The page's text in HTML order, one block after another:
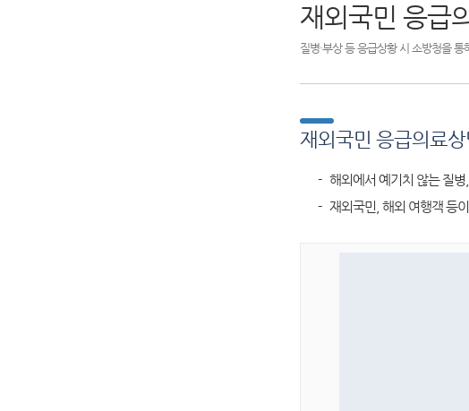
재외국민 응급
질병·부상 등 응급상황 시 소방청을
재외국민 응급의료
- 해외에서 예기치 않는 질병
- 재외국민, 해외 여행객 등